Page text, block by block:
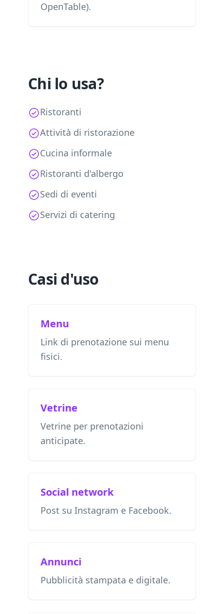
OpenTable).
Chi lo usa?
Ristoranti
Attività di ristorazione
Cucina informale
Ristoranti d'albergo
Sedi di eventi
Servizi di catering
Casi d'uso
Menu
Link di prenotazione sui menu
fisici.
Vetrine
Vetrine per prenotazioni
anticipate.
Social network
Post su Instagram e Facebook.
Annunci
Pubblicità stampata e digitale.